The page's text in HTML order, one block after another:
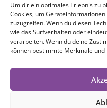
Um dir ein optimales Erlebnis zu
Cookies, um
zuzugreifen. Wenn du diesen
wie das Surfverhalten oder
verarbeiten. Wenn du deine
können bestimmte Merkmale
eine